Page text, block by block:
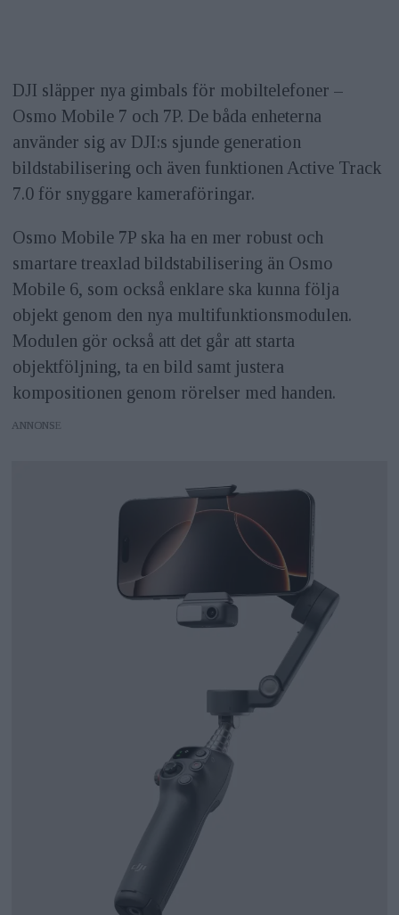
DJI släpper nya gimbals för mobiltelefoner –
Osmo Mobile 7 och 7P. De båda enheterna
använder sig av DJI:s sjunde generation
bildstabilisering och även funktionen Active Track
7.0 för snyggare kameraföringar.
Osmo Mobile 7P ska ha en mer robust och
smartare treaxlad bildstabilisering än Osmo
Mobile 6, som också enklare ska kunna följa
objekt genom den nya multifunktionsmodulen.
Modulen gör också att det går att starta
objektföljning, ta en bild samt justera
kompositionen genom rörelser med handen.
ANNONS